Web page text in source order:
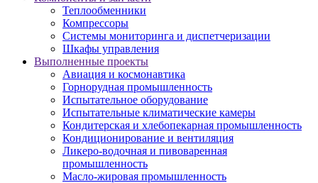
Теплообменники
Компрессоры
Системы мониторинга и диспетчеризации
Шкафы управления
Выполненные проекты
Авиация и космонавтика
Горнорудная промышленность
Испытательное оборудование
Испытательные климатические камеры
Кондитерская и хлебопекарная промышленность
Кондиционирование и вентиляция
Ликеро-водочная и пивоваренная
промышленность
Масло-жировая промышленность